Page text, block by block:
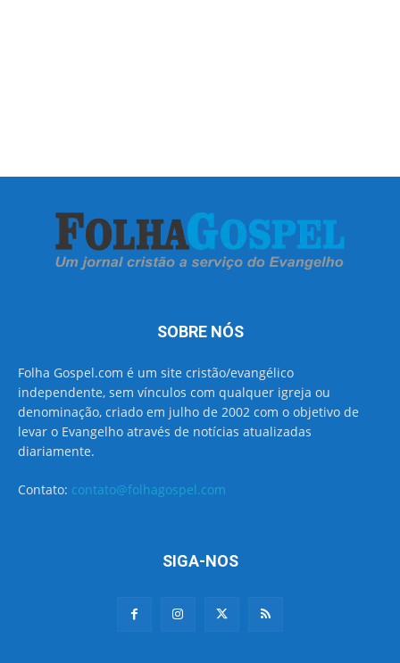
SOBRE NÓS
Folha Gospel.com é um site cristão/evangélico
independente, sem vínculos com qualquer igreja ou
denominação, criado em julho de 2002 com o objetivo de
levar o Evangelho através de notícias atualizadas
diariamente.
Contato: contato@folhagospel.com
SIGA-NOS